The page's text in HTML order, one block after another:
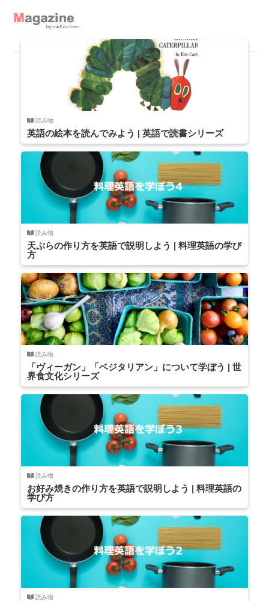
読み物
英語の絵本を読んでみよう | 英語で読書シリーズ
読み物
天ぷらの作り方を英語で説明しよう | 料理英語の学び
方
読み物
「ヴィーガン」「ベジタリアン」について学ぼう | 世
界食文化シリーズ
読み物
お好み焼きの作り方を英語で説明しよう | 料理英語の
学び方
読み物